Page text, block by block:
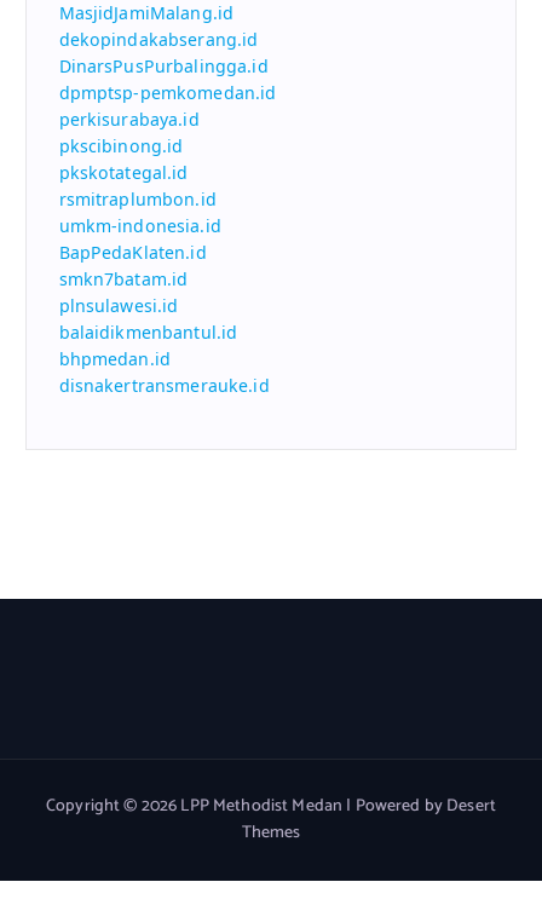
MasjidJamiMalang.id
dekopindakabserang.id
DinarsPusPurbalingga.id
dpmptsp-pemkomedan.id
perkisurabaya.id
pkscibinong.id
pkskotategal.id
rsmitraplumbon.id
umkm-indonesia.id
BapPedaKlaten.id
smkn7batam.id
plnsulawesi.id
balaidikmenbantul.id
bhpmedan.id
disnakertransmerauke.id
Copyright © 2026 LPP Methodist Medan | Powered byDesert
Themes